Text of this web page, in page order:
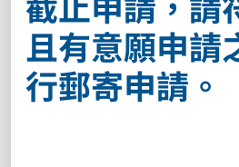
且有意願申請
行郵寄申請。